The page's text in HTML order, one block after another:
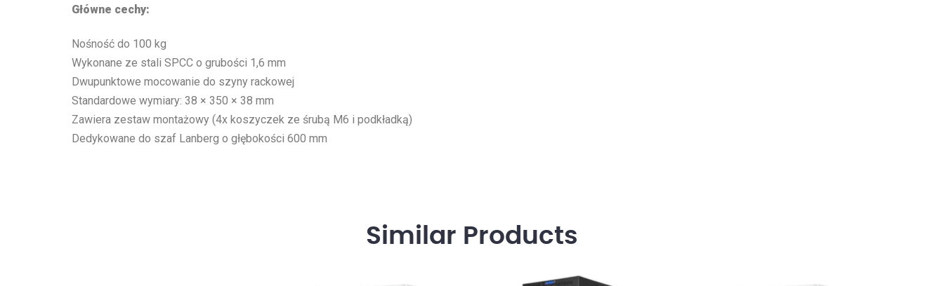
Główne cechy:
Nośność do 100 kg
Wykonane ze stali SPCC o grubości 1,6 mm
Dwupunktowe mocowanie do szyny rackowej
Standardowe wymiary: 38 × 350 × 38 mm
Zawiera zestaw montażowy (4x koszyczek ze śrubą M6 i podkładką)
Dedykowane do szaf Lanberg o głębokości 600 mm
Similar Products